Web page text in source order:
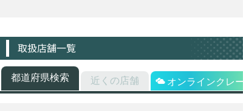
取扱店舗一覧
都道府県検索 近くの店舗 オンラインクレー